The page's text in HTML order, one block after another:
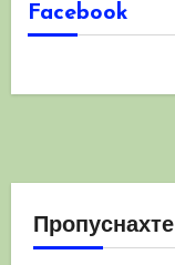
Facebook
Пропуснахте